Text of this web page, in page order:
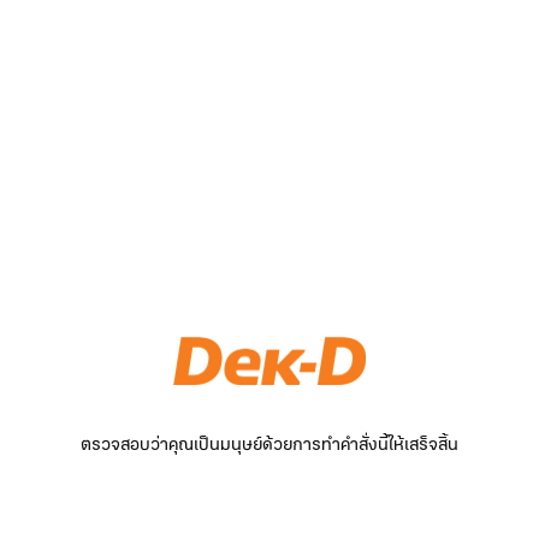
ตรวจสอบว่าคุณเป็นมนุษย์ด้วยการทำคำสั่งนี้ให้เสร็จสิ้น